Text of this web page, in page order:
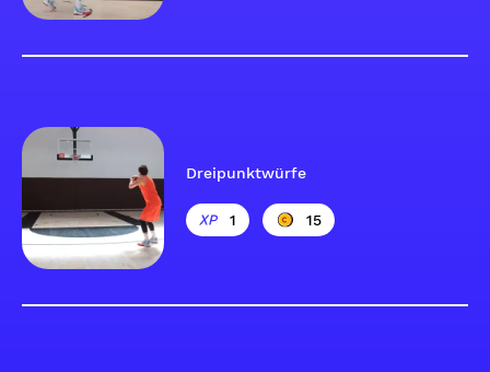
Dreipunktwürfe
1 15